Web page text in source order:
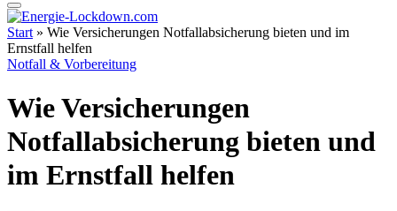
Start » Wie Versicherungen Notfallabsicherung bieten und im
Ernstfall helfen
Notfall & Vorbereitung
Wie Versicherungen
Notfallabsicherung bieten und
im Ernstfall helfen